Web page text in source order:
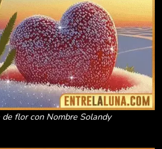
flor con Nombre Solandy